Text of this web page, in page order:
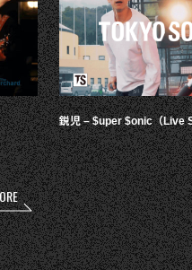
鋭児 – $uper $onic（Live